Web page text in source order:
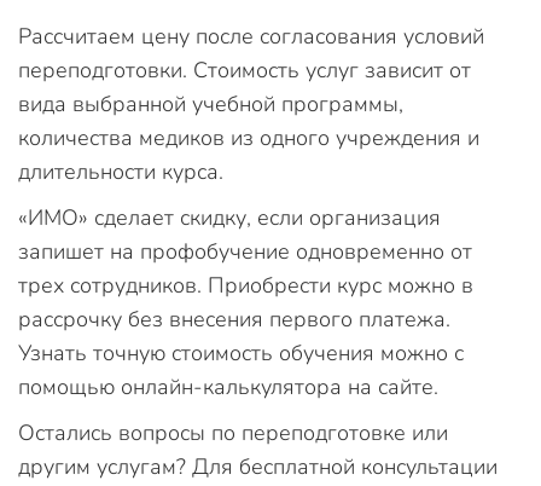
Рассчитаем цену после согласования условий
переподготовки. Стоимость услуг зависит от
вида выбранной учебной программы,
количества медиков из одного учреждения и
длительности курса.
«ИМО» сделает скидку, если организация
запишет на профобучение одновременно от
трех сотрудников. Приобрести курс можно в
рассрочку без внесения первого платежа.
Узнать точную стоимость обучения можно с
помощью онлайн-калькулятора на сайте.
Остались вопросы по переподготовке или
другим услугам? Для бесплатной консультации